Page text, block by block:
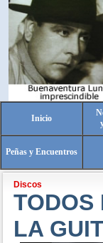
Inicio
Peñas y Encuentros
Discos
TODOS
LA